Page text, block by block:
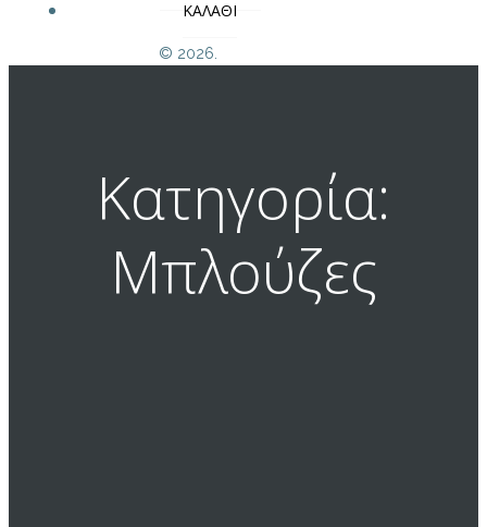
ΚΑΛΑΘΙ
© 2026.
Κατηγορία:
Μπλούζες